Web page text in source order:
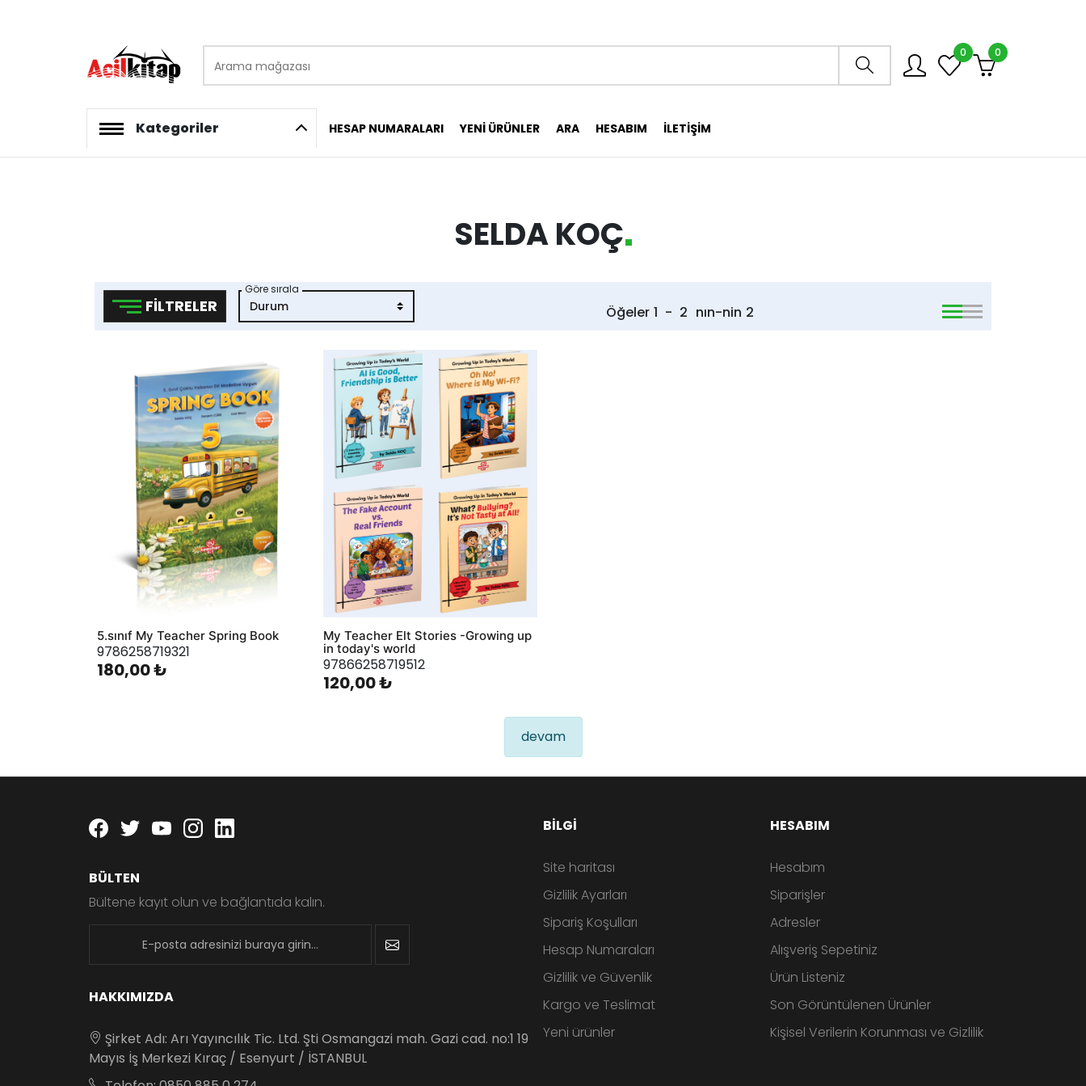
logo
Arama mağazası
0 0
Kategoriler HESAP NUMARALARI YENI ÜRÜNLER ARA HESABIM İLETIŞIM
SELDA KOÇ
FILTRELER
Göre sırala
Öğeler 1 - 2 nın-nin 2
AddToWishlist
5.sınıf My Teacher Spring Book
9786258719321
180,00 ₺
AddToWishlist
My Teacher Elt Stories -Growing up
in today's world
97866258719512
120,00 ₺
devam
Facebook
twitteryoutubeinstagram
BÜLTEN
Bültene kayıt olun ve bağlantıda kalın.
HAKKIMIZDA
Şirket Adı: Arı Yayıncılık Tic. Ltd. Şti Osmangazi mah. Gazi cad. no:1 19
Mayıs İş Merkezi Kıraç / Esenyurt / İSTANBUL
BILGI
Site haritası
Gizlilik Ayarları
Sipariş Koşulları
Hesap Numaraları
Gizlilik ve Güvenlik
Kargo ve Teslimat
Yeni ürünler
HESABIM
Hesabım
Siparişler
Adresler
Alışveriş Sepetiniz
Ürün Listeniz
Son Görüntülenen Ürünler
Kişisel Verilerin Korunması ve Gizlilik